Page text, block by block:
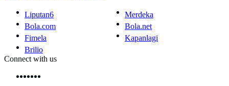
Liputan6
Merdeka
Bola.com
Bola.net
Fimela
Kapanlagi
Brilio
Connect with us